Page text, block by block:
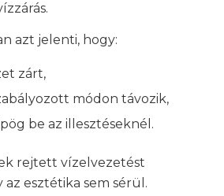
azt jelenti, hogy:
zárt,
módon távozik,
be az illesztéseknél.
rejtett vízelvezetést
esztétika sem sérül.